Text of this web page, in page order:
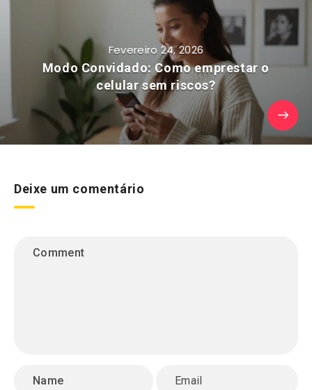
Fevereiro 24, 2026
Modo Convidado: Como emprestar o
celular sem riscos?
Deixe um comentário